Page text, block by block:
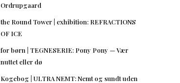
Ordrupgaard
the Round Tower | exhibition: REFRACTIONS
OF ICE
for børn | TEGNESERIE: Pony Pony — Vær
nuttet eller dø
Kogebog | ULTRA NEMT: Nemt og sundt uden